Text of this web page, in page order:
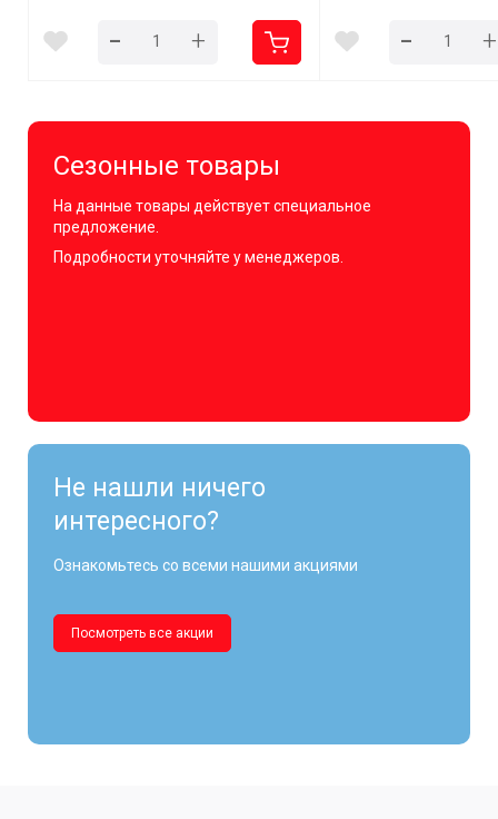
- + - +
Сезонные товары
На данные товары действует специальное
предложение.
Подробности уточняйте у менеджеров.
Не нашли ничего
интересного?
Ознакомьтесь со всеми нашими акциями
Посмотреть все акции